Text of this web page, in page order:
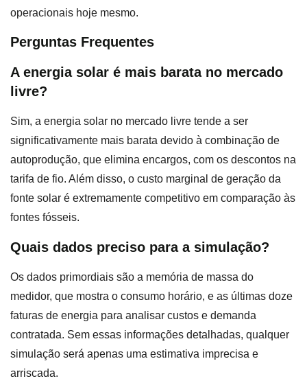
operacionais hoje mesmo.
Perguntas Frequentes
A energia solar é mais barata no mercado
livre?
Sim, a energia solar no mercado livre tende a ser
significativamente mais barata devido à combinação de
autoprodução, que elimina encargos, com os descontos na
tarifa de fio. Além disso, o custo marginal de geração da
fonte solar é extremamente competitivo em comparação às
fontes fósseis.
Quais dados preciso para a simulação?
Os dados primordiais são a memória de massa do
medidor, que mostra o consumo horário, e as últimas doze
faturas de energia para analisar custos e demanda
contratada. Sem essas informações detalhadas, qualquer
simulação será apenas uma estimativa imprecisa e
arriscada.